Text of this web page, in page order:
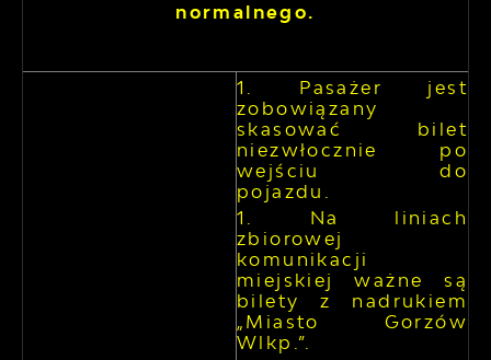
normalnego.
Pasażer jest
zobowiązany
skasować bilet
niezwłocznie po
wejściu do
pojazdu.
Na liniach
zbiorowej
komunikacji
miejskiej ważne są
bilety z nadrukiem
„Miasto Gorzów
Wlkp.”.